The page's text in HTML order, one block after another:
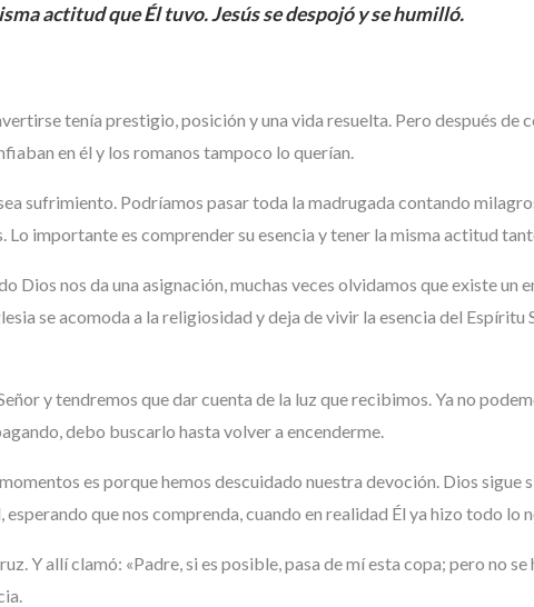
actitud que Él tuvo. Jesús se despojó y se humilló.
tenía prestigio, posición y una vida resuelta. Pero después de
en él y los romanos tampoco lo querían.
sufrimiento. Podríamos pasar toda la madrugada contando
importante es comprender su esencia y tener la misma actitud
Dios nos da una asignación, muchas veces olvidamos que existe un
se acomoda a la religiosidad y deja de vivir la esencia del Espíritu
y tendremos que dar cuenta de la luz que recibimos. Ya no
debo buscarlo hasta volver a encenderme.
es porque hemos descuidado nuestra devoción. Dios sigue
que nos comprenda, cuando en realidad Él ya hizo todo lo
Y allí clamó: «Padre, si es posible, pasa de mí esta copa; pero no